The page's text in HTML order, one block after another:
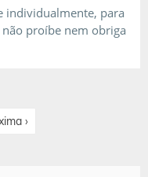
individualmente, para
proíbe nem obriga
›